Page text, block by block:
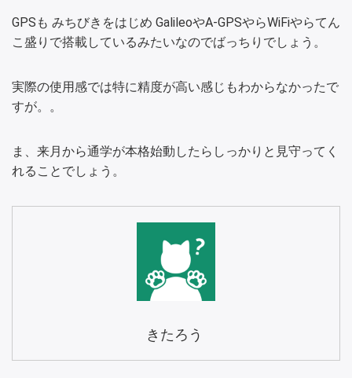
GPSも みちびきをはじめ GalileoやA-GPSやらWiFiやらてん
こ盛りで搭載しているみたいなのでばっちりでしょう。
実際の使用感では特に精度が高い感じもわからなかったで
すが。。
ま、来月から通学が本格始動したらしっかりと見守ってく
れることでしょう。
きたろう